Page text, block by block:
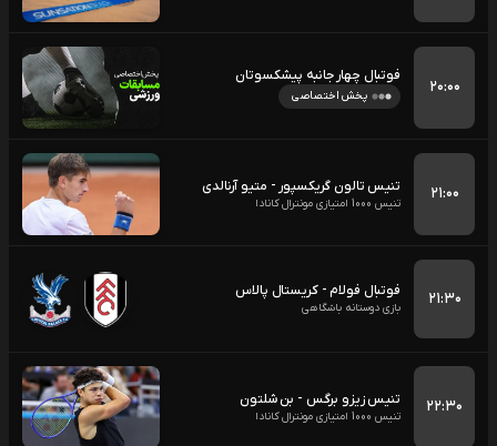
۲۰:۰۰
فوتبال چهار جانبه پیشکسوتان
پخش اختصاصی
۲۱:۰۰ تنیس تالون گریکسپور - متیو آرنالدی
تنیس 1000 امتیازی مونترال کانادا
۲۱:۳۰ فوتبال فولام - کریستال پالاس
بازی دوستانه باشگاهی
۲۲:۳۰ تنیس زیزو برگس - بن شلتون
تنیس 1000 امتیازی مونترال کانادا